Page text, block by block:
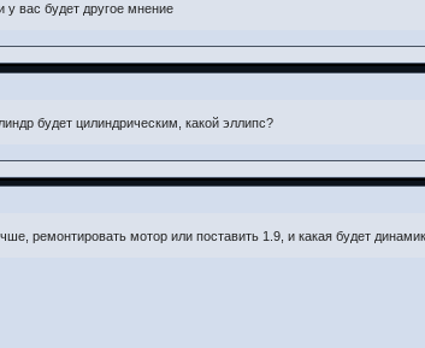
вас будет другое мнение
будет цилиндрическим, какой эллипс?
ремонтировать мотор или поставить 1.9, и какая будет